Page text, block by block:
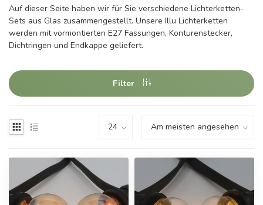
Auf dieser Seite haben wir für Sie verschiedene Lichterketten-
Sets aus Glas zusammengestellt. Unsere Illu Lichterketten
werden mit vormontierten E27 Fassungen, Konturenstecker,
Dichtringen und Endkappe geliefert.
Filter